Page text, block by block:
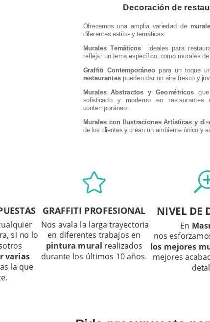
Decoración de
Ofrecemos una amplia variedad de
diferentes estilos y temáticas:
Murales Temáticos ideales para
reflejar un tema específico, como murales
Graffiti Contemporáneo para un toque
restaurantes pueden dar un aire fresco y
Murales Abstractos y Geométricos
sofisticado y moderno en
contemporáneo.
Murales con Ilustraciones Artísticas y d
de los clientes y crean un ambiente único y
si no lo
varias
la que

GRAFFITI PROFESIONAL
Nos avala la larga trayectoria
en diferentes trabajos en
pintura mural realizados
durante los últimos 10 años.
NIVELDE
En
nos
los mejores
mejores